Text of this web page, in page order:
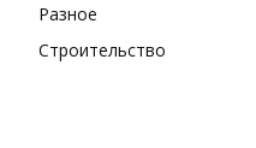
Разное
Строительство